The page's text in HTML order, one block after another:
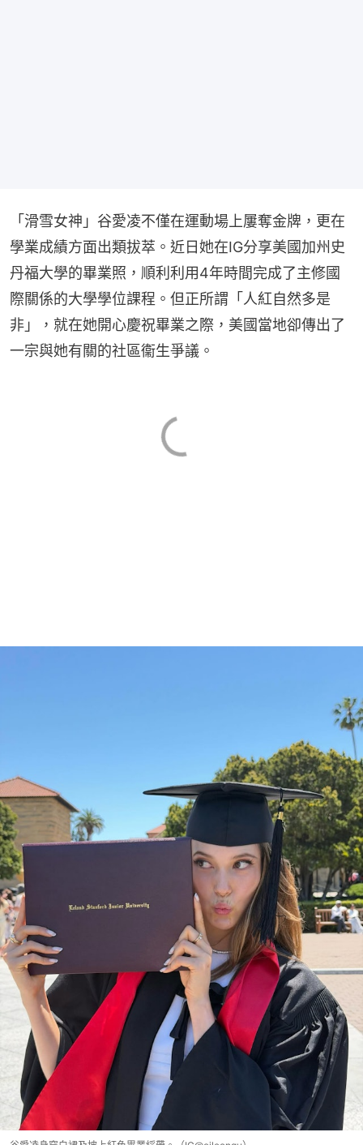
「滑雪女神」谷愛凌不僅在運動場上屢奪金牌，更在
學業成績方面出類拔萃。近日她在IG分享美國加州史
丹福大學的畢業照，順利利用4年時間完成了主修國
際關係的大學學位課程。但正所謂「人紅自然多是
非」，就在她開心慶祝畢業之際，美國當地卻傳出了
一宗與她有關的社區衞生爭議。